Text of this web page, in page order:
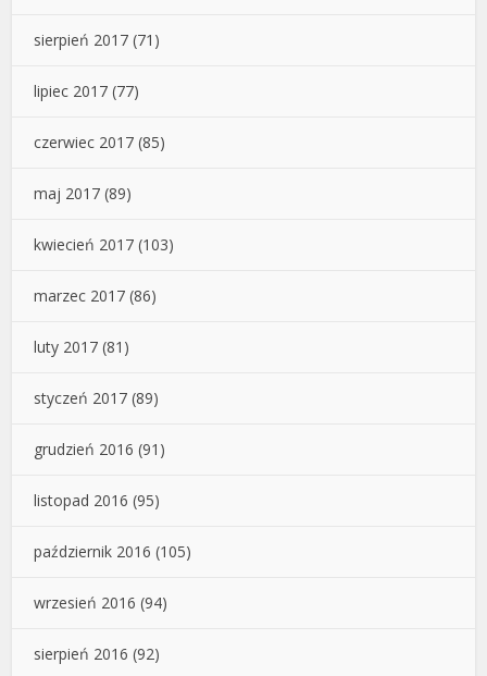
sierpień 2017 (71)
lipiec 2017 (77)
czerwiec 2017 (85)
maj 2017 (89)
kwiecień 2017 (103)
marzec 2017 (86)
luty 2017 (81)
styczeń 2017 (89)
grudzień 2016 (91)
listopad 2016 (95)
październik 2016 (105)
wrzesień 2016 (94)
sierpień 2016 (92)